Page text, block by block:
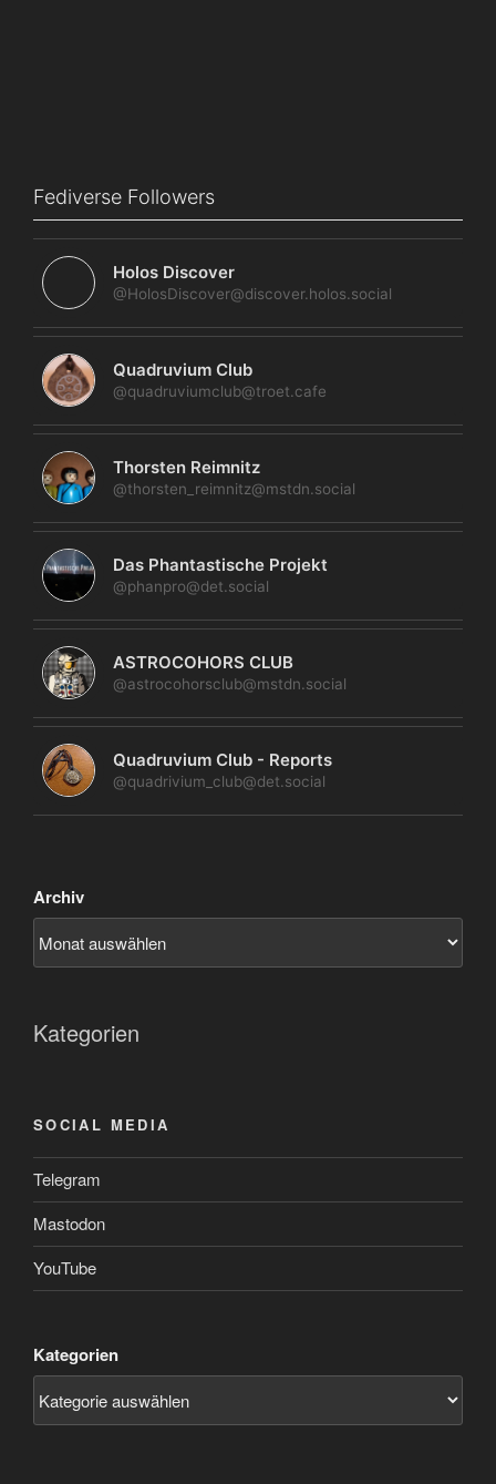
Fediverse Followers
Holos Discover
@HolosDiscover@discover.holos.social
Quadruvium Club
@quadruviumclub@troet.cafe
Thorsten Reimnitz
@thorsten_reimnitz@mstdn.social
Das Phantastische Projekt
@phanpro@det.social
ASTROCOHORS CLUB
@astrocohorsclub@mstdn.social
Quadruvium Club - Reports
@quadrivium_club@det.social
Archiv
Kategorien
SOCIAL MEDIA
Telegram
Mastodon
YouTube
Kategorien